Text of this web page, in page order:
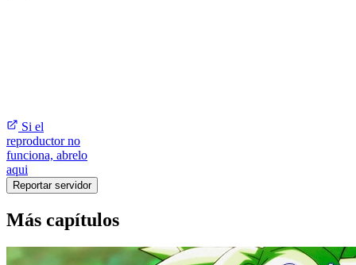
Si el
reproductor no
funciona, abrelo
aqui
Reportar servidor
Más capítulos